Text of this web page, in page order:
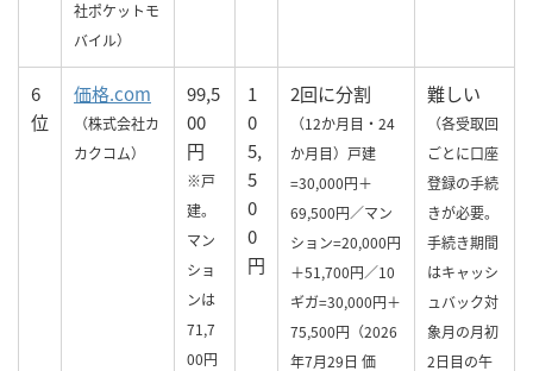
社ポケットモ
バイル）
6
位
価格.com
（株式会社カ
カクコム）
99,5
00
円
※戸
建。
マン
ショ
ンは
71,7
00円
1
0
5,
5
0
0
円
2回に分割
（12か月目・24
か月目）戸建
=30,000円＋
69,500円／マン
ション=20,000円
＋51,700円／10
ギガ=30,000円＋
75,500円（2026
年7月29日 価
難しい
（各受取回
ごとに口座
登録の手続
きが必要。
手続き期間
はキャッシ
ュバック対
象月の月初
2日目の午